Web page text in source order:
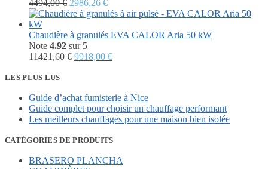
4494,00€ Le
prix
était :
4494,00 €.
2986,26 €Le
prix
est :
Chaudière à granulés EVA CALOR Aria 50 kW
Note 4.92 sur 5
11421,60€ Le
11421,60 €.
9918,00 €Le
9918,00 €.
LES PLUS LUS
Guide d’achat fumisterie à Nice
Guide complet pour choisir un chauffage performant
Les meilleurs chauffages pour une maison bien isolée
CATÉGORIES DE PRODUITS
BRASERO PLANCHA